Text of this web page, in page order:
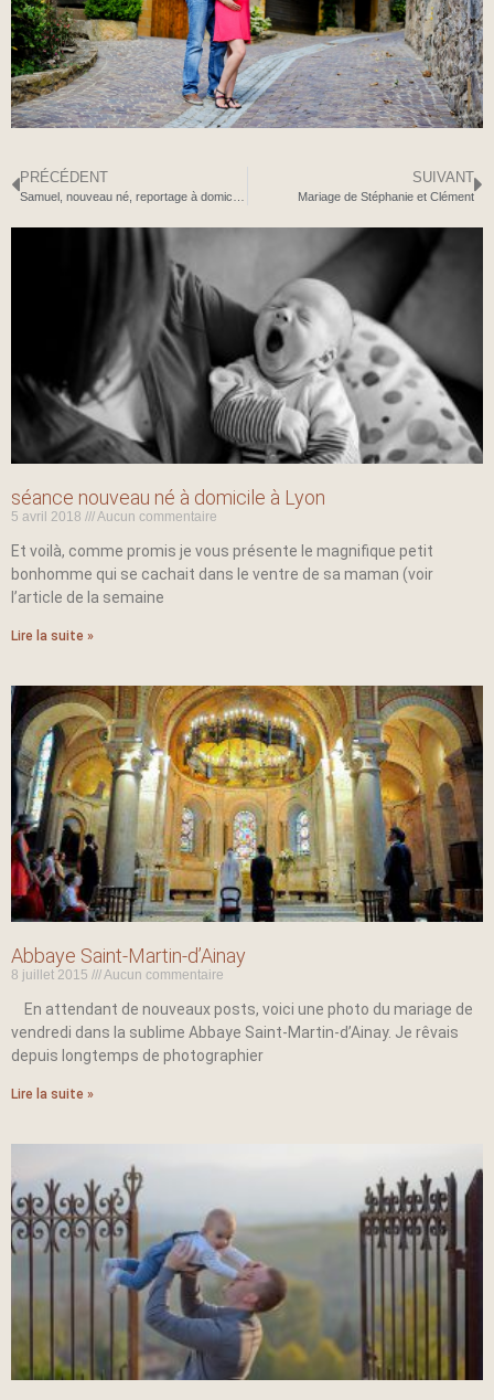
PRÉCÉDENT SUIVANT
Mariage de Stéphanie et Clément
séance nouveau né à domicile à Lyon
5 avril 2018 Aucun commentaire
Et voilà, comme promis je vous présente le magnifique petit
bonhomme qui se cachait dans le ventre de sa maman (voir
l’article de la semaine
Lire la suite »
Abbaye Saint-Martin-d’Ainay
8 juillet 2015 Aucun commentaire
En attendant de nouveaux posts, voici une photo du mariage de
vendredi dans la sublime Abbaye Saint-Martin-d’Ainay. Je rêvais
depuis longtemps de photographier
Lire la suite »